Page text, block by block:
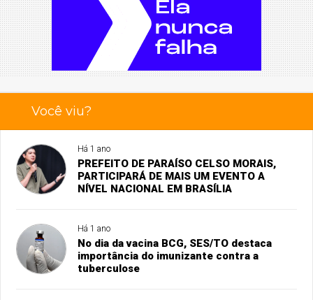
Você viu?
Há 1 ano
PREFEITO DE PARAÍSO CELSO MORAIS,
PARTICIPARÁ DE MAIS UM EVENTO A
NÍVEL NACIONAL EM BRASÍLIA
Há 1 ano
No dia da vacina BCG, SES/TO destaca
importância do imunizante contra a
tuberculose